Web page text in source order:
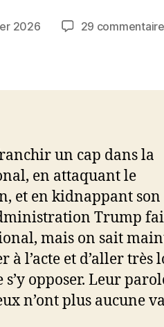
2026 29
un cap dans la
en attaquant le
et en kidnappant son
Trump
mais on sait
à l’acte et d’aller très
opposer. Leur
n’ont plus aucune